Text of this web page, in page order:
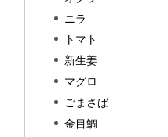
ニラ
トマト
新生姜
マグロ
ごまさば
金目鯛